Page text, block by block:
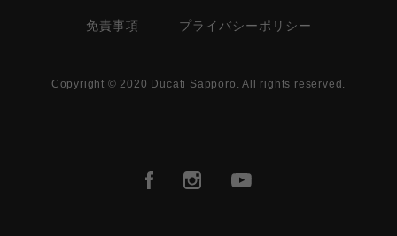
免責事項 プライバシーポリシー
Copyright © 2020 Ducati Sapporo. All rights reserved.